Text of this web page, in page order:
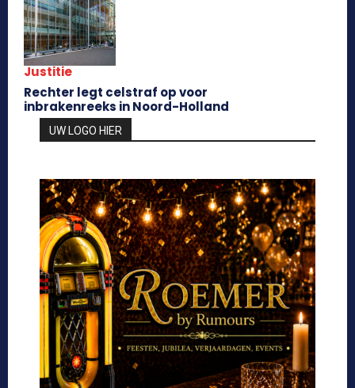
Justitie
Rechter legt celstraf op voor
inbrakenreeks in Noord-Holland
UW LOGO HIER